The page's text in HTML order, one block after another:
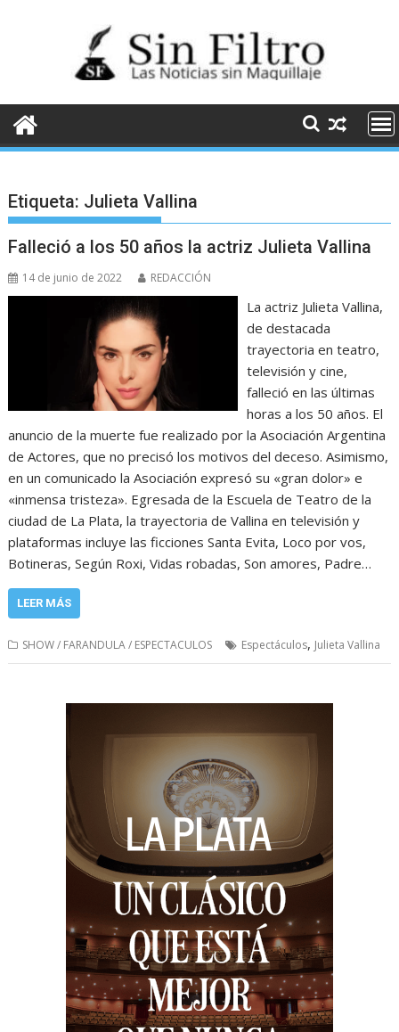
Etiqueta: Julieta Vallina
Falleció a los 50 años la actriz Julieta Vallina
14 de junio de 2022 REDACCIÓN
La actriz Julieta Vallina,
de destacada
trayectoria en teatro,
televisión y cine,
falleció en las últimas
horas a los 50 años. El
anuncio de la muerte fue realizado por la Asociación Argentina
de Actores, que no precisó los motivos del deceso. Asimismo,
en un comunicado la Asociación expresó su «gran dolor» e
«inmensa tristeza». Egresada de la Escuela de Teatro de la
ciudad de La Plata, la trayectoria de Vallina en televisión y
plataformas incluye las ficciones Santa Evita, Loco por vos,
Botineras, Según Roxi, Vidas robadas, Son amores, Padre…
LEER MÁS
SHOW / FARANDULA / ESPECTACULOS Espectáculos, Julieta Vallina